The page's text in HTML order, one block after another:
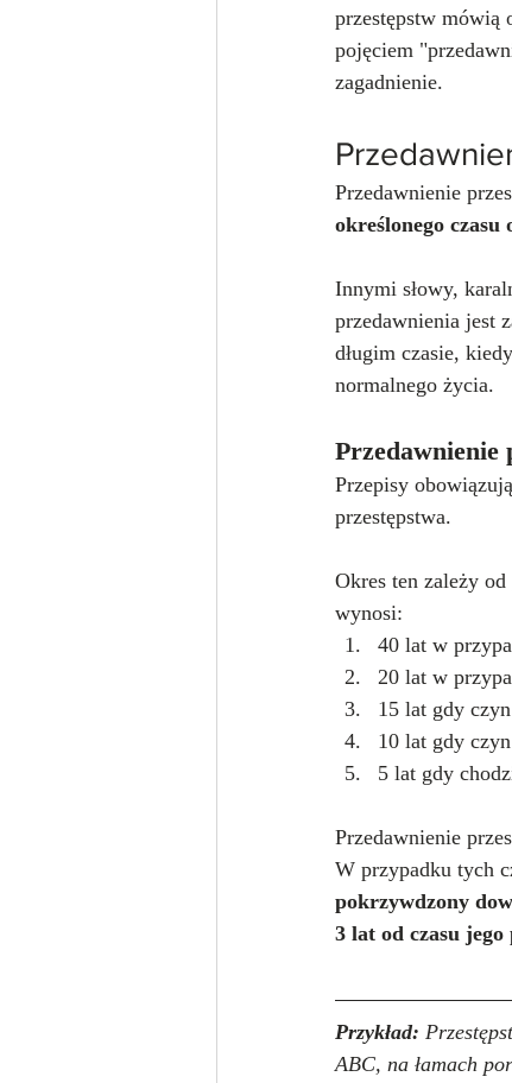
przestępstw mówią
pojęciem
zagadnienie.
Przedawnienie
określonego czasu
Innymi słowy,
przedawnienia jest
długim czasie,
normalnego życia.
Przedawnienie
Przepisy
przestępstwa.
Okres ten zależy
wynosi:
40 lat w
20 lat w
15 lat gdy
10 lat gdy
5 lat gdy
Przedawnienie
W przypadku tych
pokrzywdzony
3 lat od czasu jego
Przykład:
ABC, na łamach